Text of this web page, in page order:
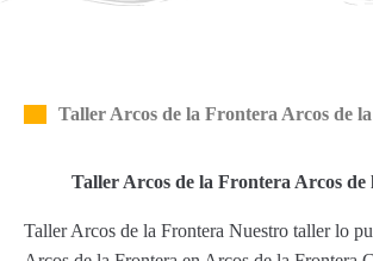
Taller Arcos de la Frontera Arcos de
Taller Arcos de la Frontera Arcos de
Taller Arcos de la Frontera Nuestro taller lo